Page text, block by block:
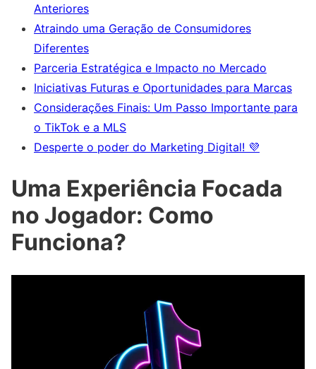
Anteriores
Atraindo uma Geração de Consumidores
Diferentes
Parceria Estratégica e Impacto no Mercado
Iniciativas Futuras e Oportunidades para Marcas
Considerações Finais: Um Passo Importante para
o TikTok e a MLS
Desperte o poder do Marketing Digital! 💜
Uma Experiência Focada
no Jogador: Como
Funciona?